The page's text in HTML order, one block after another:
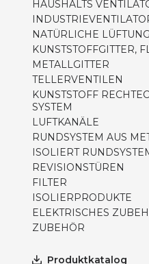
HAUSHALTS
NATÜRLICHE
KUNSTSTOFFGITTER,
METALLGITTER
TELLERVENTILEN
KUNSTSTOFF
SYSTEM
LUFTKANÄLE
RUNDSYSTEM AUS
ISOLIERT
REVISIONSTÜREN
FILTER
ISOLIERPRODUKTE
ELEKTRISCHES
ZUBEHÖR
Produktkatalog